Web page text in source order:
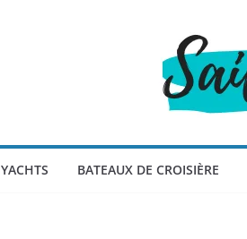
YACHTS BATEAUX DE CROISIÈRE